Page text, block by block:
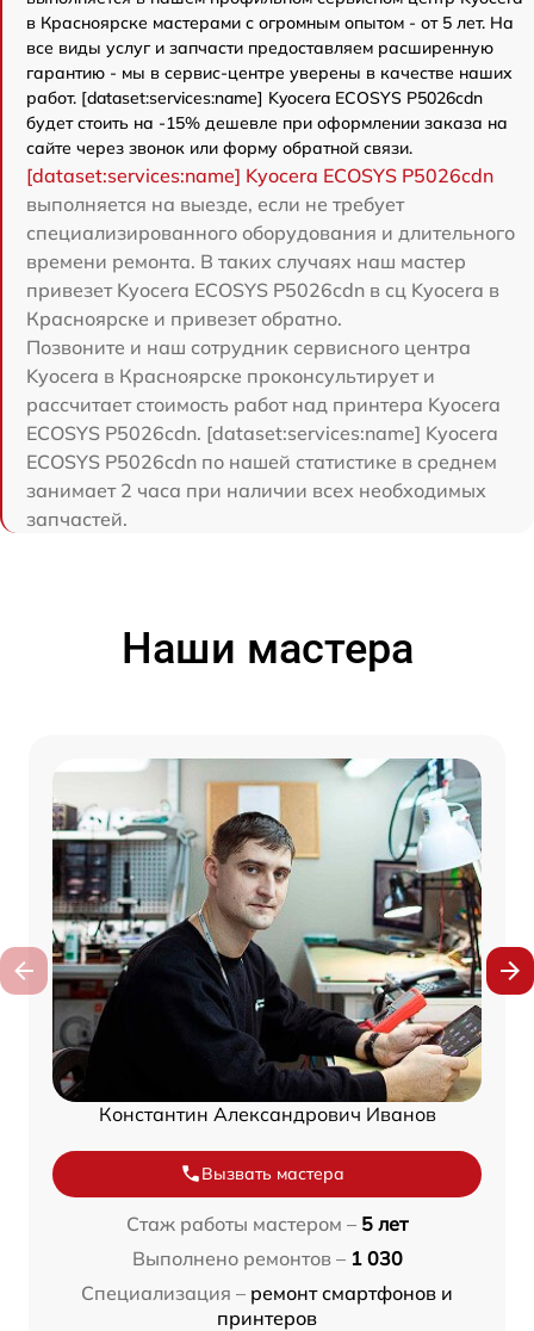
в Красноярске мастерами с огромным опытом - от 5 лет. На
все виды услуг и запчасти предоставляем расширенную
гарантию - мы в сервис-центре уверены в качестве наших
работ. [dataset:services:name] Kyocera ECOSYS P5026cdn
будет стоить на -15% дешевле при оформлении заказа на
сайте через звонок или форму обратной связи.
[dataset:services:name] Kyocera ECOSYS P5026cdn
выполняется на выезде, если не требует
специализированного оборудования и длительного
времени ремонта. В таких случаях наш мастер
привезет Kyocera ECOSYS P5026cdn в сц Kyocera в
Красноярске и привезет обратно.
Позвоните и наш сотрудник сервисного центра
Kyocera в Красноярске проконсультирует и
рассчитает стоимость работ над принтера Kyocera
ECOSYS P5026cdn. [dataset:services:name] Kyocera
ECOSYS P5026cdn по нашей статистике в среднем
занимает 2 часа при наличии всех необходимых
запчастей.
Наши мастера
Константин Александрович Иванов
Вызвать мастера
Стаж работы мастером – 5 лет
Выполнено ремонтов – 1 030
Специализация – ремонт смартфонов и
принтеров